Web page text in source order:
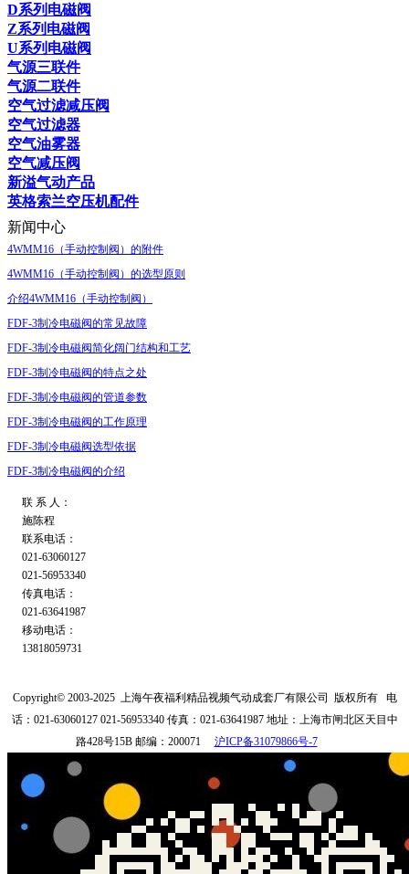
D系列电磁阀
Z系列电磁阀
U系列电磁阀
气源三联件
气源二联件
空气过滤减压阀
空气过滤器
空气油雾器
空气减压阀
新溢气动产品
英格索兰空压机配件
新闻中心
4WMM16（手动控制阀）的附件
4WMM16（手动控制阀）的选型原则
介绍4WMM16（手动控制阀）
FDF-3制冷电磁阀的常见故障
FDF-3制冷电磁阀简化阔门结构和工艺
FDF-3制冷电磁阀的特点之处
FDF-3制冷电磁阀的管道参数
FDF-3制冷电磁阀的工作原理
FDF-3制冷电磁阀选型依据
FDF-3制冷电磁阀的介绍
联 系 人：
施陈程
联系电话：
021-63060127
021-56953340
传真电话：
021-63641987
移动电话：
13818059731
Copyright© 2003-2025 上海午夜福利精品视频气动成套厂有限公司 版权所有 电
话：021-63060127 021-56953340 传真：021-63641987 地址：上海市闸北区天目中
路428号15B 邮编：200071 沪ICP备31079866号-7